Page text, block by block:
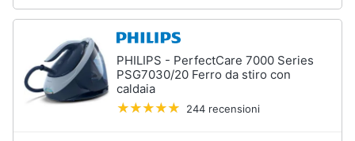
PHILIPS - PerfectCare 7000 Series
PSG7030/20 Ferro da stiro con
caldaia
244 recensioni